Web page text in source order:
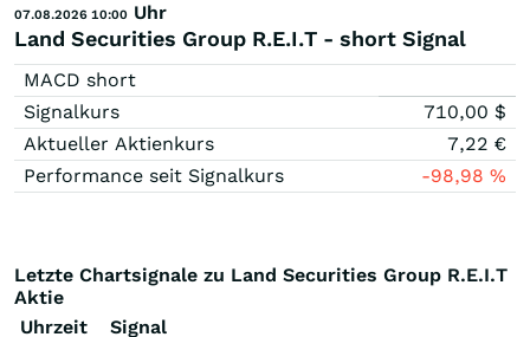
07.08.2026 10:00 Uhr
Land Securities Group R.E.I.T - short Signal
MACD short
Signalkurs
710,00 $
Aktueller Aktienkurs
7,22 €
Performance seit Signalkurs
-98,98 %
Letzte Chartsignale zu Land Securities Group R.E.I.T
Aktie
Uhrzeit
Signal